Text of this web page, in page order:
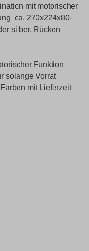
mit motorischer
ca. 270x224x80-
silber, Rücken
Funktion
solange Vorrat
mit Lieferzeit